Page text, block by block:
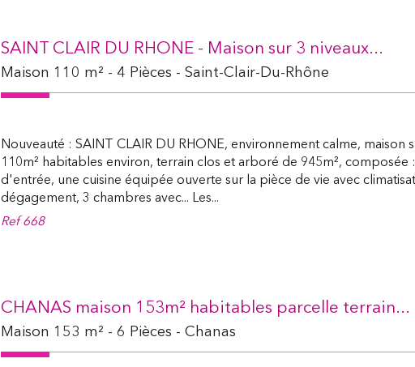
SAINT CLAIR DU RHONE - Maison sur 3 niveaux...
Maison 110 m² - 4 Pièces - Saint-Clair-Du-Rhône
Nouveauté : SAINT CLAIR DU RHONE, environnement calme, maison
110m² habitables environ, terrain clos et arboré de 945m², composée :
d'entrée, une cuisine équipée ouverte sur la pièce de vie avec
dégagement, 3 chambres avec... Les...
Ref668
CHANAS maison 153m² habitables parcelle terrain...
Maison 153 m² - 6 Pièces - Chanas